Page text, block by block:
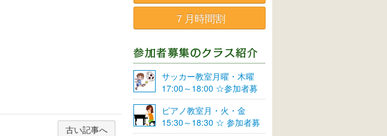
古い記事へ
７月時間割
サッカー教室月曜・木曜
17:00～18:00 ☆参加者募
集☆
ピアノ教室月・火・金
15:30～18:30 ☆ 参加者募